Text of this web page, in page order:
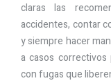
claras las
accidentes, contar
y siempre hacer
a casos
con fugas que